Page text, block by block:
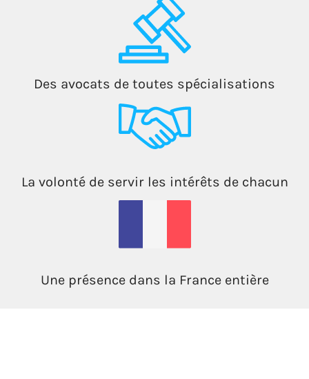
Des avocats de toutes spécialisations
La volonté de servir les intérêts de chacun
Une présence dans la France entière